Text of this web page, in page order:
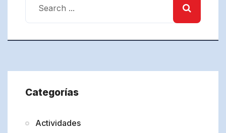
Categorías
Actividades